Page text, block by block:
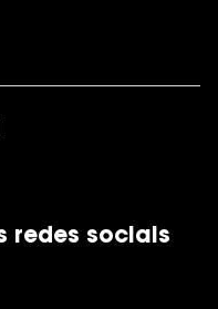
redes sociais